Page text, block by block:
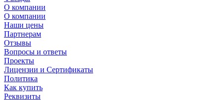
О компании
О компании
Наши цены
Партнерам
Отзывы
Вопросы и ответы
Проекты
Лицензии и Сертификаты
Политика
Как купить
Реквизиты